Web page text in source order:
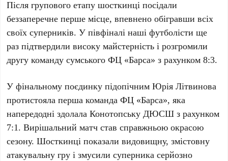
Після групового етапу шосткинці посідали
беззаперечне перше місце, впевнено обігравши всіх
своїх суперників. У півфіналі наші футболісти ще
раз підтвердили високу майстерність і розгромили
другу команду сумського ФЦ «Барса» з рахунком 8:3.
У фінальному поєдинку підопічним Юрія Літвинова
протистояла перша команда ФЦ «Барса», яка
напередодні здолала Конотопську ДЮСШ з рахунком
7:1. Вирішальний матч став справжньою окрасою
сезону. Шосткинці показали видовищну, змістовну
атакувальну гру і змусили суперника серйозно